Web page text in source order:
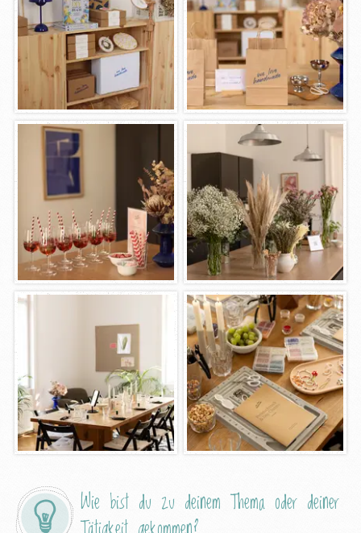
Wie bist du zu deinem Thema oder deiner